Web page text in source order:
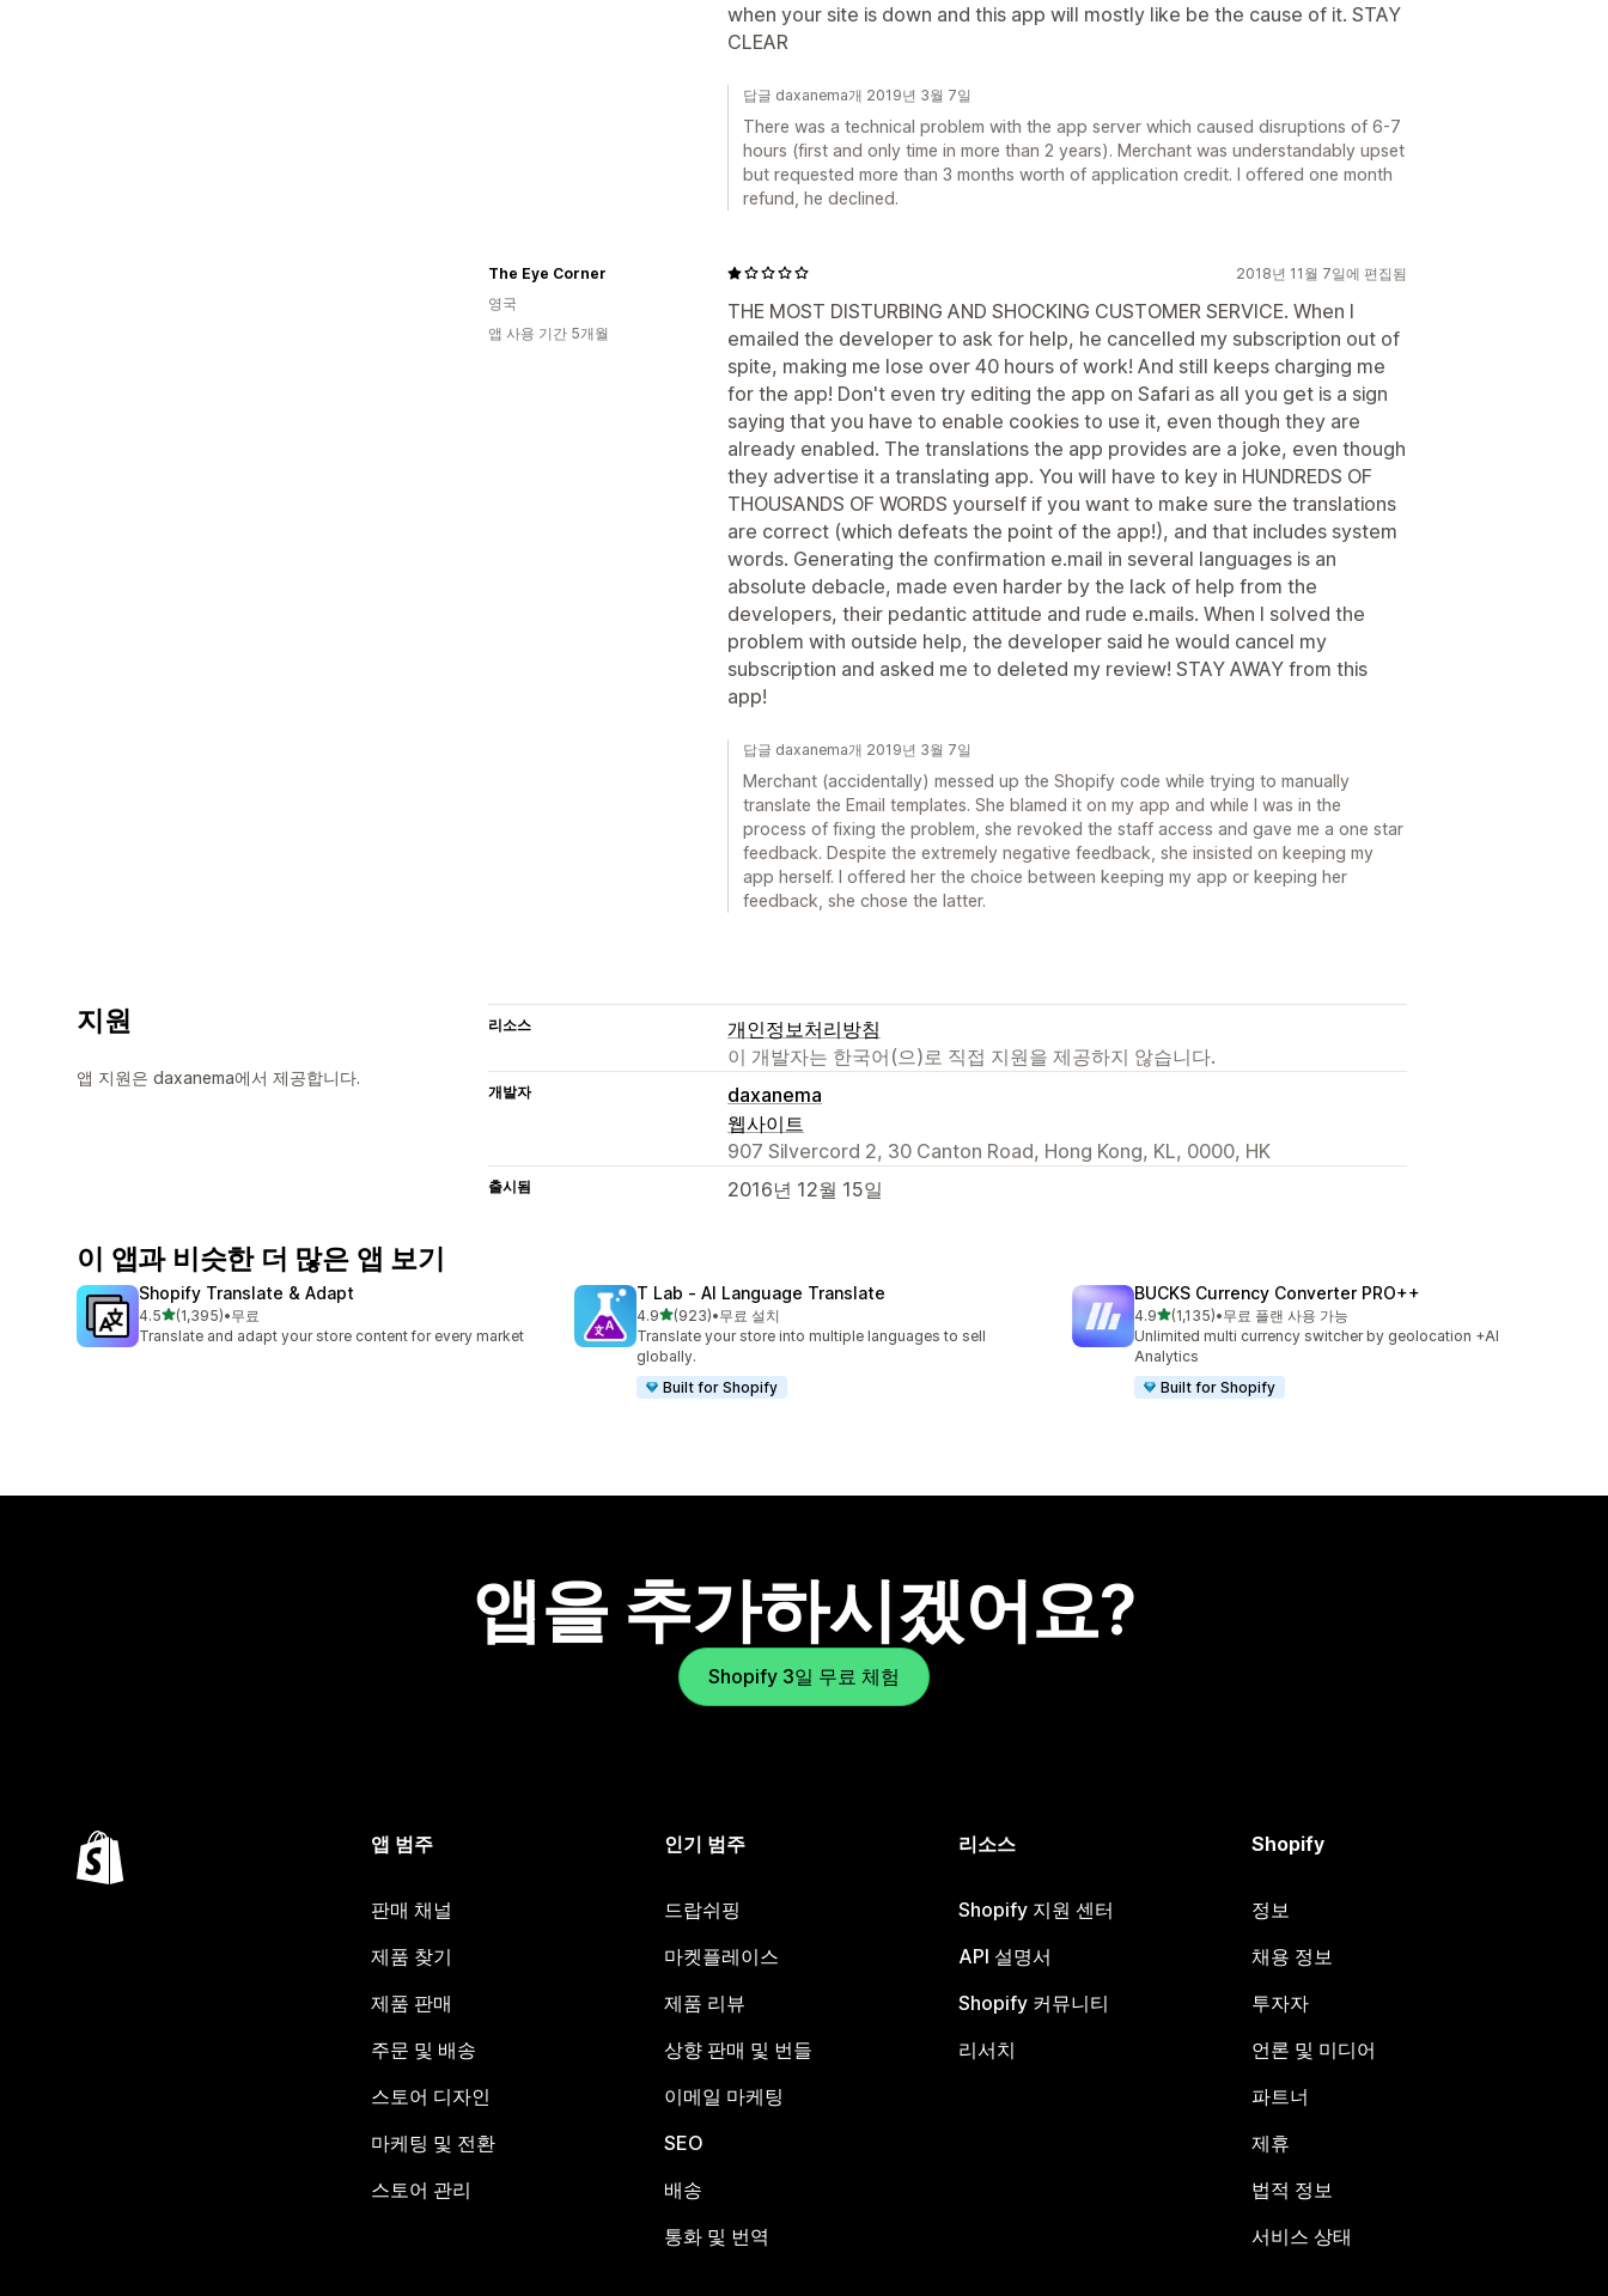
when your site is down and this app will mostly like be the cause of it. STAY
CLEAR
답글 daxanema개 2019년 3월 7일
There was a technical problem with the app server which caused disruptions of 6-7
hours (first and only time in more than 2 years). Merchant was understandably upset
but requested more than 3 months worth of application credit. I offered one month
refund, he declined.
2018년 11월 7일에 편집됨
THE MOST DISTURBING AND SHOCKING CUSTOMER SERVICE. When I
emailed the developer to ask for help, he cancelled my subscription out of
spite, making me lose over 40 hours of work! And still keeps charging me
for the app! Don't even try editing the app on Safari as all you get is a sign
saying that you have to enable cookies to use it, even though they are
already enabled. The translations the app provides are a joke, even though
they advertise it a translating app. You will have to key in HUNDREDS OF
THOUSANDS OF WORDS yourself if you want to make sure the translations
are correct (which defeats the point of the app!), and that includes system
words. Generating the confirmation e.mail in several languages is an
absolute debacle, made even harder by the lack of help from the
developers, their pedantic attitude and rude e.mails. When I solved the
problem with outside help, the developer said he would cancel my
subscription and asked me to deleted my review! STAY AWAY from this
app!
The Eye Corner
영국
앱 사용 기간 5개월
답글 daxanema개 2019년 3월 7일
Merchant (accidentally) messed up the Shopify code while trying to manually
translate the Email templates. She blamed it on my app and while I was in the
process of fixing the problem, she revoked the staff access and gave me a one star
feedback. Despite the extremely negative feedback, she insisted on keeping my
app herself. I offered her the choice between keeping my app or keeping her
feedback, she chose the latter.
지원
앱 지원은 daxanema에서 제공합니다.
리소스
개인정보처리방침
이 개발자는 한국어(으)로 직접 지원을 제공하지 않습니다.
개발자
daxanema
웹사이트
907 Silvercord 2, 30 Canton Road, Hong Kong, KL, 0000, HK
출시됨 2016년 12월 15일
이 앱과 비슷한 더 많은 앱 보기
Shopify Translate & Adapt
4.5별 5개 중
(1,395)
총 리뷰 1395개
•무료
Translate and adapt your store content for every market
T Lab ‑ AI Language Translate
4.9별 5개 중
(923)
총 리뷰 923개
•무료 설치
Translate your store into multiple languages to sell
globally.
Built for Shopify
BUCKS Currency Converter PRO++
4.9별 5개 중
(1,135)
총 리뷰 1135개
•무료 플랜 사용 가능
Unlimited multi currency switcher by geolocation +AI
Analytics
Built for Shopify
앱을 추가하시겠어요?
Shopify 3일 무료 체험
앱 범주
판매 채널
제품 찾기
제품 판매
주문 및 배송
스토어 디자인
마케팅 및 전환
스토어 관리
인기 범주
드랍쉬핑
마켓플레이스
제품 리뷰
상향 판매 및 번들
이메일 마케팅
SEO
배송
통화 및 번역
리소스
Shopify 지원 센터
API 설명서
Shopify 커뮤니티
리서치
Shopify
정보
채용 정보
투자자
언론 및 미디어
파트너
제휴
법적 정보
서비스 상태